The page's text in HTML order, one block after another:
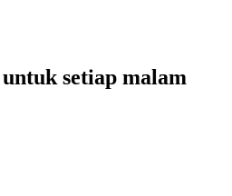
setiap malam